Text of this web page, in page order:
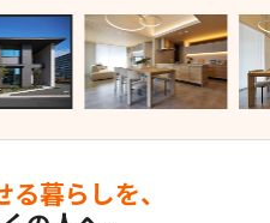
暮らしを、